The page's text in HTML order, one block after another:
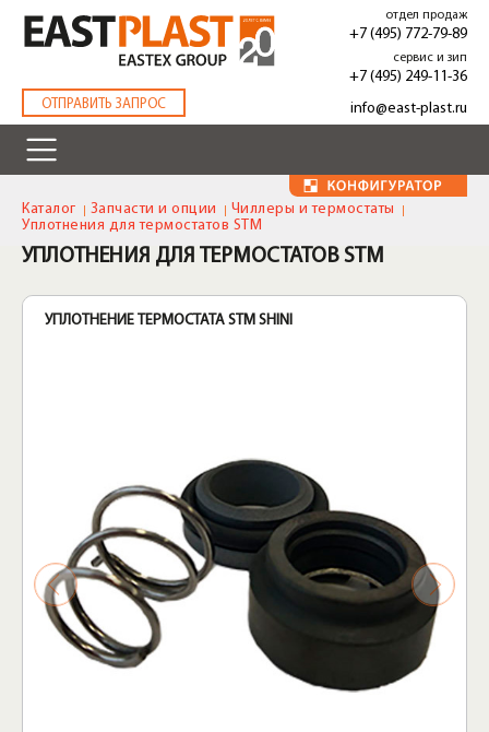
основному
содержанию
ОТПРАВИТЬ ЗАПРОС
отдел продаж
+7 (495) 772-79-89
сервис и зип
+7 (495) 249-11-36
info@east-plast.ru
Каталог Запчасти и опции
Чиллеры и термостаты
Уплотнения для термостатов STM
УПЛОТНЕНИЯ ДЛЯ ТЕРМОСТАТОВ STM
УПЛОТНЕНИЕ ТЕРМОСТАТА STM SHINI